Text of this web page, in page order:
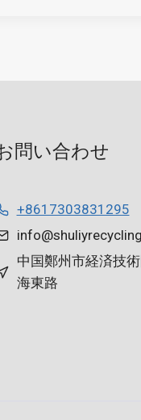
問い合わせ
+8617303831295
中国鄭州市経済技
海東路